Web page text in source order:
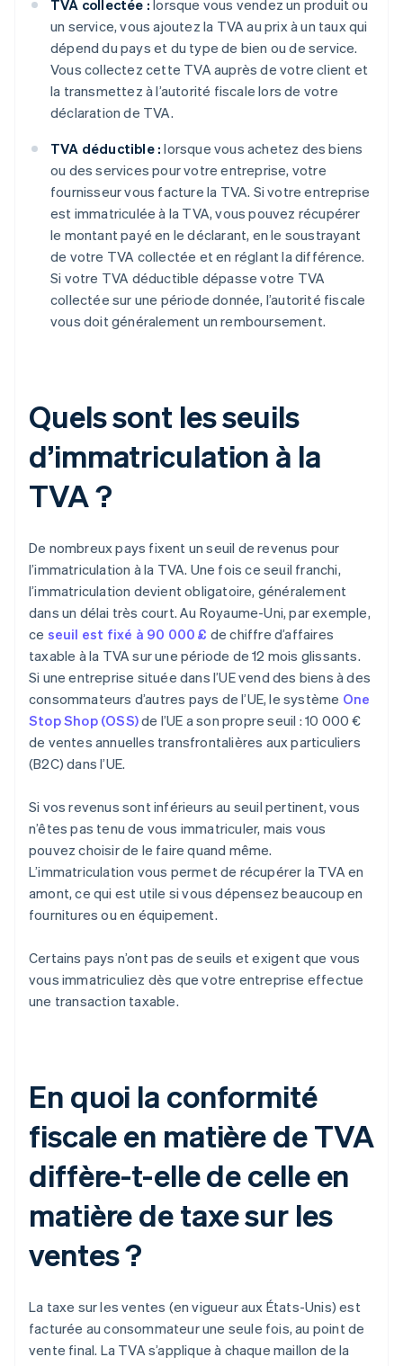
TVA collectée : lorsque vous vendez un produit ou
un service, vous ajoutez la TVA au prix à un taux qui
dépend du pays et du type de bien ou de service.
Vous collectez cette TVA auprès de votre client et
la transmettez à l’autorité fiscale lors de votre
déclaration de TVA.
TVA déductible : lorsque vous achetez des biens
ou des services pour votre entreprise, votre
fournisseur vous facture la TVA. Si votre entreprise
est immatriculée à la TVA, vous pouvez récupérer
le montant payé en le déclarant, en le soustrayant
de votre TVA collectée et en réglant la différence.
Si votre TVA déductible dépasse votre TVA
collectée sur une période donnée, l’autorité fiscale
vous doit généralement un remboursement.
Quels sont les seuils
d’immatriculation à la
TVA ?
De nombreux pays fixent un seuil de revenus pour
l’immatriculation à la TVA. Une fois ce seuil franchi,
l’immatriculation devient obligatoire, généralement
dans un délai très court. Au Royaume-Uni, par exemple,
ce seuil est fixé à 90 000 £ de chiffre d’affaires
taxable à la TVA sur une période de 12 mois glissants.
Si une entreprise située dans l’UE vend des biens à des
consommateurs d’autres pays de l’UE, le système One
Stop Shop (OSS)de l’UE a son propre seuil : 10 000 €
de ventes annuelles transfrontalières aux particuliers
(B2C) dans l’UE.
Si vos revenus sont inférieurs au seuil pertinent, vous
n’êtes pas tenu de vous immatriculer, mais vous
pouvez choisir de le faire quand même.
L’immatriculation vous permet de récupérer la TVA en
amont, ce qui est utile si vous dépensez beaucoup en
fournitures ou en équipement.
Certains pays n’ont pas de seuils et exigent que vous
vous immatriculiez dès que votre entreprise effectue
une transaction taxable.
En quoi la conformité
fiscale en matière de TVA
diffère-t-elle de celle en
matière de taxe sur les
ventes ?
La taxe sur les ventes (en vigueur aux États-Unis) est
facturée au consommateur une seule fois, au point de
vente final. La TVA s’applique à chaque maillon de la